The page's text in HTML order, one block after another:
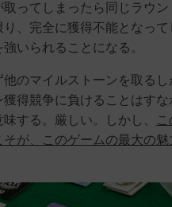
ってしまったら同じラウン
、完全に獲得不能となって
いられることになる。
のマイルストーンを取るし
得競争に負けることはすな
する。厳しい。しかし、
こ
そが、このゲームの最大の魅